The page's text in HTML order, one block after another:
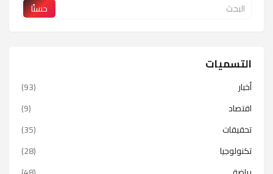
التسميات
أخبار
(93)
اقتصاد
(9)
تحقيقات
(35)
تكنولوجيا
(28)